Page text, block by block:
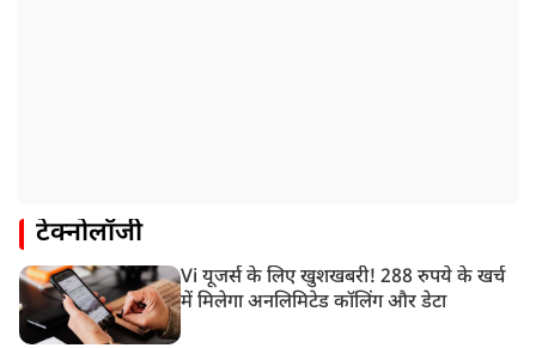
टेक्नोलॉजी
Vi यूजर्स के लिए खुशखबरी! 288 रुपये के खर्च
में मिलेगा अनलिमिटेड कॉलिंग और डेटा